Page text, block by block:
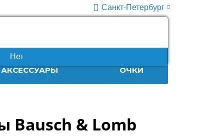
Санкт-Петербург
Нет
10:00-20:00
АКСЕССУАРЫ ОЧКИ
Bausch & Lomb